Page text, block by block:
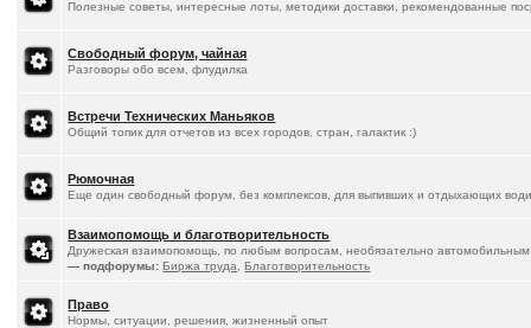
Полезные советы, интересные лоты, методики доставки, рекомендованные
Свободный форум, чайная
Разговоры обо всем, флудилка
Встречи Технических Маньяков
Общий топик для отчетов из всех городов, стран, галактик :)
Рюмочная
Еще один свободный форум, без комплексов, для выпивших и отдыхающих
Взаимопомощь и благотворительность
Дружеская взаимопомощь, по любым вопросам, необязательно автомобильным
— подфорумы: Биржа труда ,Благотворительность
Право
Нормы, ситуации, решения, жизненный опыт